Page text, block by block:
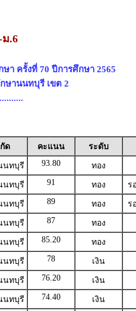
.6
า ครั้งที่ 70 ปีการศึกษา 2565
ษานนทบุรี เขต 2
ด คะแนน ระดับ
นทบุรี 93.80 ทอง
นทบุรี 91 ทอง
ร
นทบุรี 89 ทอง
ร
นทบุรี 87 ทอง
นทบุรี 85.20 ทอง
นทบุรี 78 เงิน
นทบุรี 76.20 เงิน
นทบุรี 74.40 เงิน